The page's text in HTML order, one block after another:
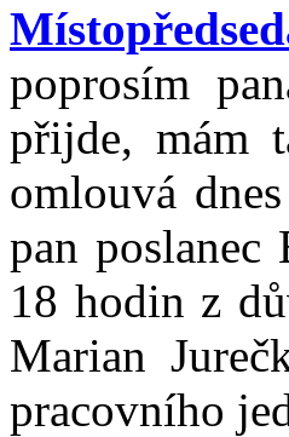
poprosím
přijde, mám
omlouvá
pan poslanec
18 hodin z
Marian
pracovního